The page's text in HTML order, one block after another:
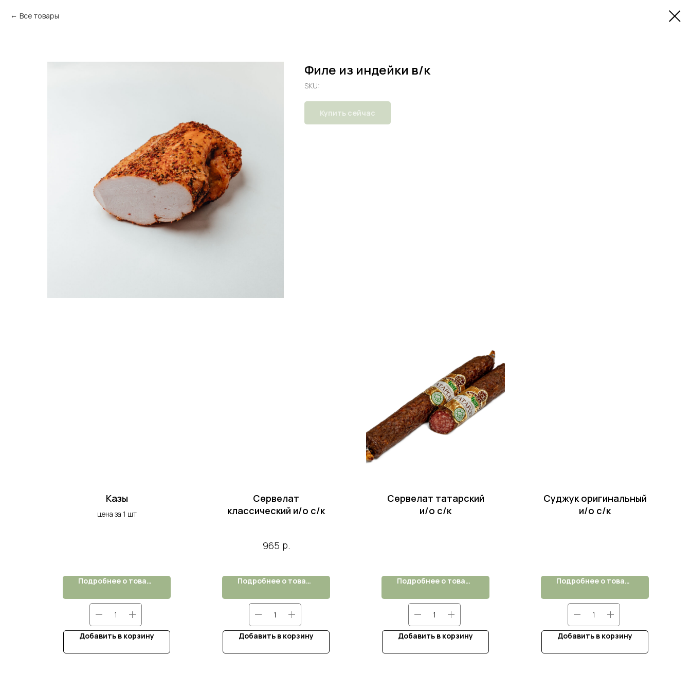
Все товары
Филе из индейки в/к
SKU:
Купить сейчас
Казы
цена за 1 шт
Подробнее о товаре
Добавить в корзину
Сервелат
классический и/о с/к
965 р.
Подробнее о товаре
Добавить в корзину
Сервелат татарский
и/о с/к
Подробнее о товаре
Добавить в корзину
Суджук оригинальный
и/о с/к
Подробнее о товаре
Добавить в корзину